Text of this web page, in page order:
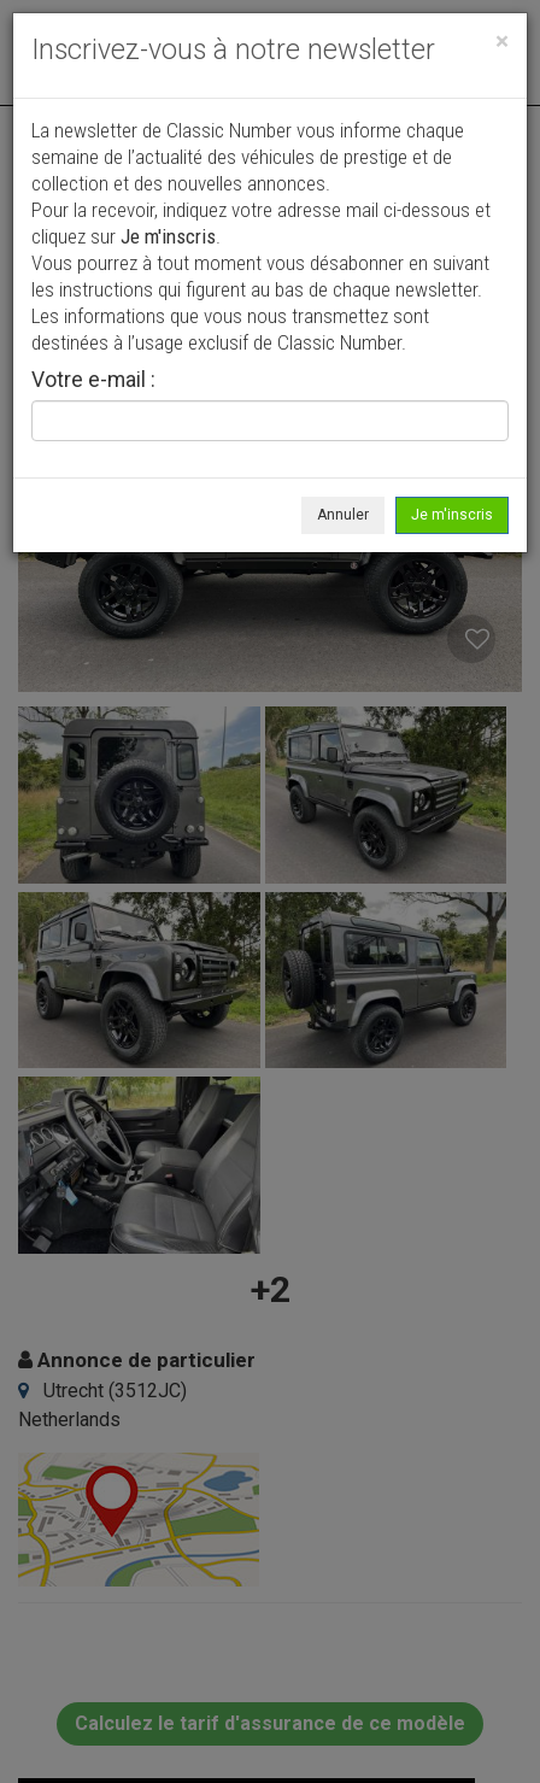
Toggle
Annonce publiée le 08/07/2026 ( il y a 29 jours )
LandRover Defender 90 Td5
26 000 €
2000 4 x 4 276 000 km
+2
Annonce de particulier
Utrecht (3512JC)
Netherlands
Calculez le tarif d'assurance de ce modèle
×
Inscrivez-vous à notre newsletter
La newsletter de Classic Number vous informe chaque
semaine de l’actualité des véhicules de prestige et de
collection et des nouvelles annonces.
Pour la recevoir, indiquez votre adresse mail ci-dessous et
cliquez sur Je m'inscris.
Vous pourrez à tout moment vous désabonner en suivant
les instructions qui figurent au bas de chaque newsletter.
Les informations que vous nous transmettez sont
destinées à l’usage exclusif de Classic Number.
Votre e-mail :
Annuler Je m'inscris